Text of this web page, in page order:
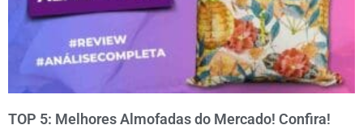
TOP 5: Melhores Almofadas do Mercado! Confira!